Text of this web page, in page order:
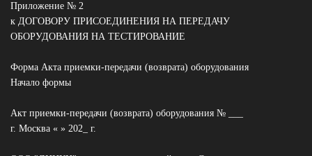
Приложение № 2
к ДОГОВОРУ ПРИСОЕДИНЕНИЯ НА ПЕРЕДАЧУ
ОБОРУДОВАНИЯ НА ТЕСТИРОВАНИЕ
Форма Акта приемки-передачи (возврата) оборудования
Начало формы
Акт приемки-передачи (возврата) оборудования № ___
г. Москва « » 202_ г.